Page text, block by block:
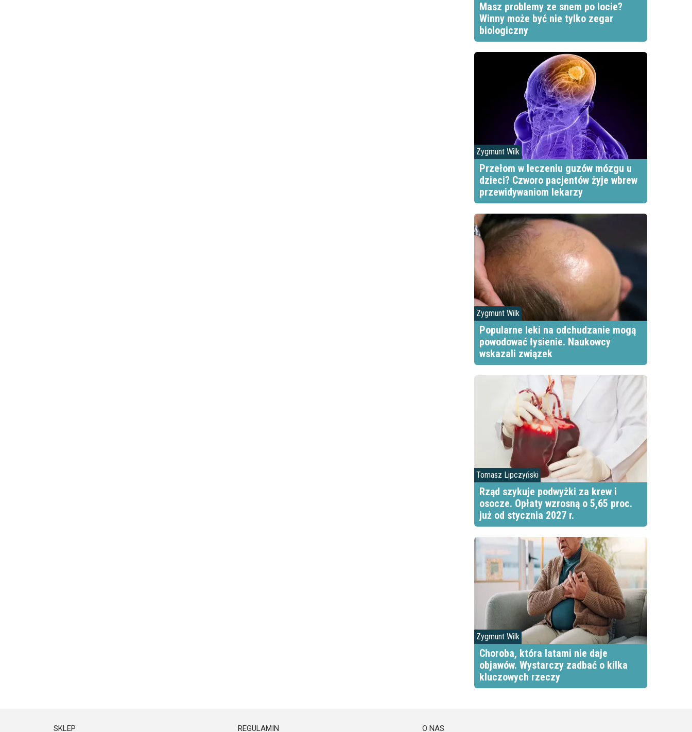
Masz problemy ze snem po locie?
Winny może być nie tylko zegar
biologiczny
Zygmunt Wilk
Przełom w leczeniu guzów mózgu u
dzieci? Czworo pacjentów żyje wbrew
przewidywaniom lekarzy
Zygmunt Wilk
Popularne leki na odchudzanie mogą
powodować łysienie. Naukowcy
wskazali związek
Tomasz Lipczyński
Rząd szykuje podwyżki za krew i
osocze. Opłaty wzrosną o 5,65 proc.
już od stycznia 2027 r.
Zygmunt Wilk
Choroba, która latami nie daje
objawów. Wystarczy zadbać o kilka
kluczowych rzeczy
SKLEP REGULAMIN O NAS